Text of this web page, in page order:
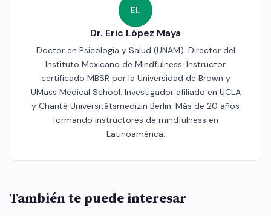
EL
Dr. Eric López Maya
Doctor en Psicología y Salud (UNAM). Director del
Instituto Mexicano de Mindfulness. Instructor
certificado MBSR por la Universidad de Brown y
UMass Medical School. Investigador afiliado en UCLA
y Charité Universitätsmedizin Berlin. Más de 20 años
formando instructores de mindfulness en
Latinoamérica.
También te puede interesar